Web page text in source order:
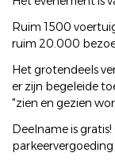
Ruim 1500
ruim 20.000
Het grotendeels
er zijn begeleide
"zien en gezien
Deelname is